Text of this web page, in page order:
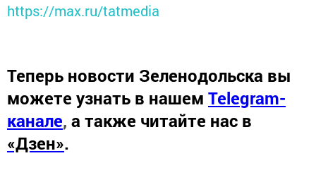
https://max.ru/tatmedia
Теперь новости Зеленодольска вы
можете узнать в нашем Telegram-
канале, а также читайте нас в
«Дзен».